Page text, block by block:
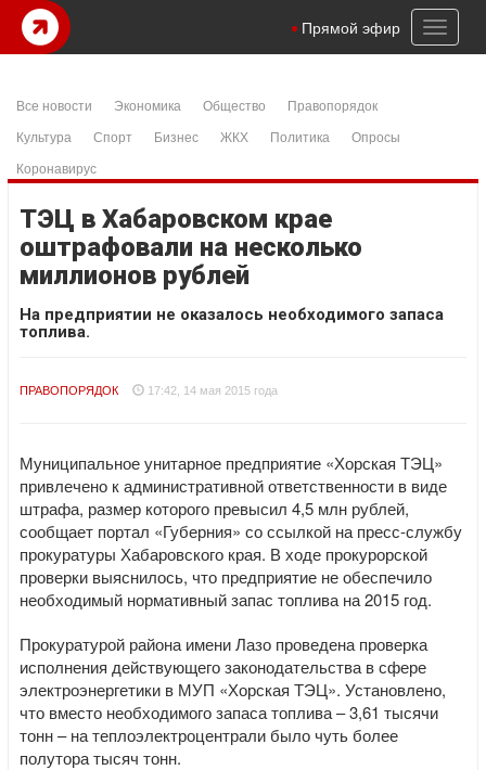
Toggle
Прямой эфир
Все новости Экономика Общество
Правопорядок
Культура
Спорт Бизнес ЖКХ Политика
Опросы
Коронавирус
ТЭЦ в Хабаровском крае
оштрафовали на несколько
миллионов рублей
На предприятии не оказалось необходимого запаса
топлива.
ПРАВОПОРЯДОК 17:42, 14 мая 2015 года
Муниципальное унитарное предприятие «Хорская ТЭЦ»
привлечено к административной ответственности в виде
штрафа, размер которого превысил 4,5 млн рублей,
сообщает портал «Губерния» со ссылкой на пресс-службу
прокуратуры Хабаровского края. В ходе прокурорской
проверки выяснилось, что предприятие не обеспечило
необходимый нормативный запас топлива на 2015 год.
Прокуратурой района имени Лазо проведена проверка
исполнения действующего законодательства в сфере
электроэнергетики в МУП «Хорская ТЭЦ». Установлено,
что вместо необходимого запаса топлива – 3,61 тысячи
тонн – на теплоэлектроцентрали было чуть более
полутора тысяч тонн.